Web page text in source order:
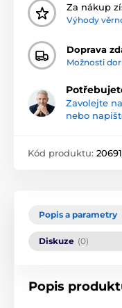
Za nákup
Výhody
Doprava
Možnosti
Zavolejte na
nebo
Kód produktu:
Popis a parametry
Diskuze (0)
Popis